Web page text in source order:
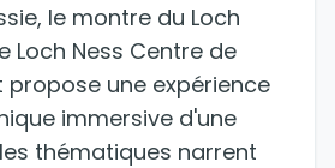
le montre du Loch
Loch Ness Centre de
propose une expérience
immersive d'une
thématiques narrent